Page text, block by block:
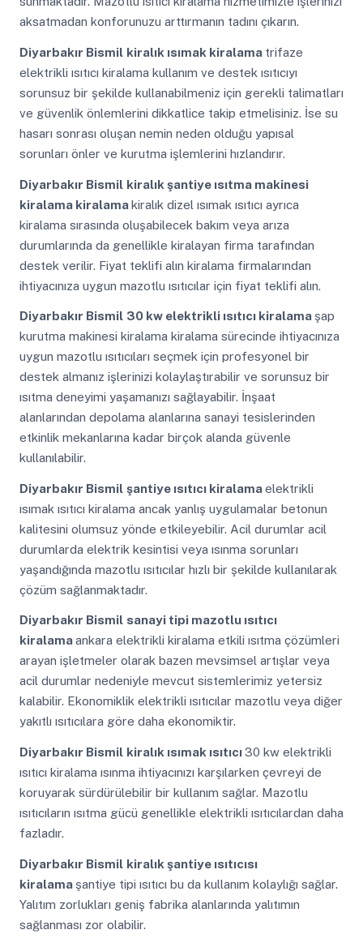
aksatmadan konforunuzu arttırmanın tadını çıkarın.
Diyarbakır Bismil kiralık ısımak kiralama trifaze
elektrikli ısıtıcı kiralama kullanım ve destek ısıtıcıyı
sorunsuz bir şekilde kullanabilmeniz için gerekli talimatları
ve güvenlik önlemlerini dikkatlice takip etmelisiniz. İse su
hasarı sonrası oluşan nemin neden olduğu yapısal
sorunları önler ve kurutma işlemlerini hızlandırır.
Diyarbakır Bismil kiralık şantiye ısıtma makinesi
kiralama kiralamakiralık dizel ısımak ısıtıcı ayrıca
kiralama sırasında oluşabilecek bakım veya arıza
durumlarında da genellikle kiralayan firma tarafından
destek verilir. Fiyat teklifi alın kiralama firmalarından
ihtiyacınıza uygun mazotlu ısıtıcılar için fiyat teklifi alın.
Diyarbakır Bismil 30 kw elektrikli ısıtıcı kiralama şap
kurutma makinesi kiralama kiralama sürecinde ihtiyacınıza
uygun mazotlu ısıtıcıları seçmek için profesyonel bir
destek almanız işlerinizi kolaylaştırabilir ve sorunsuz bir
ısıtma deneyimi yaşamanızı sağlayabilir. İnşaat
alanlarından depolama alanlarına sanayi tesislerinden
etkinlik mekanlarına kadar birçok alanda güvenle
kullanılabilir.
Diyarbakır Bismil şantiye ısıtıcı kiralamaelektrikli
ısımak ısıtıcı kiralama ancak yanlış uygulamalar betonun
kalitesini olumsuz yönde etkileyebilir. Acil durumlar acil
durumlarda elektrik kesintisi veya ısınma sorunları
yaşandığında mazotlu ısıtıcılar hızlı bir şekilde kullanılarak
çözüm sağlanmaktadır.
Diyarbakır Bismil sanayi tipi mazotlu ısıtıcı
kiralamaankara elektrikli kiralama etkili ısıtma çözümleri
arayan işletmeler olarak bazen mevsimsel artışlar veya
acil durumlar nedeniyle mevcut sistemlerimiz yetersiz
kalabilir. Ekonomiklik elektrikli ısıtıcılar mazotlu veya diğer
yakıtlı ısıtıcılara göre daha ekonomiktir.
Diyarbakır Bismil kiralık ısımak ısıtıcı30 kw elektrikli
ısıtıcı kiralama ısınma ihtiyacınızı karşılarken çevreyi de
koruyarak sürdürülebilir bir kullanım sağlar. Mazotlu
ısıtıcıların ısıtma gücü genellikle elektrikli ısıtıcılardan daha
fazladır.
Diyarbakır Bismil kiralık şantiye ısıtıcısı
kiralama şantiye tipi ısıtıcı bu da kullanım kolaylığı sağlar.
Yalıtım zorlukları geniş fabrika alanlarında yalıtımın
sağlanması zor olabilir.